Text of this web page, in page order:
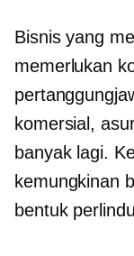
Bisnis yang
memerlukan
komersial,
banyak lagi.
kemungkinan
bentuk